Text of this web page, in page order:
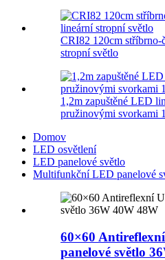
CRI82 120cm
stropní světlo
1,2m zapuštěné LED
pružinovými svorkami
Domov
LED osvětlení
LED panelové světlo
Multifunkční LED panelové
60×60
panelové světlo